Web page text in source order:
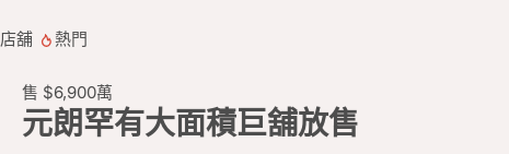
店舖 熱門
售 $6,900萬
元朗罕有大面積巨舖放售